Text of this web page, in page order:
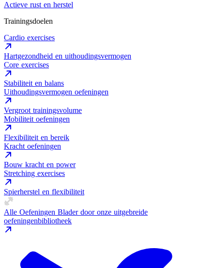
Actieve rust en herstel
Trainingsdoelen
Cardio exercises
Hartgezondheid en uithoudingsvermogen
Core exercises
Stabiliteit en balans
Uithoudingsvermogen oefeningen
Vergroot trainingsvolume
Mobiliteit oefeningen
Flexibiliteit en bereik
Kracht oefeningen
Bouw kracht en power
Stretching exercises
Spierherstel en flexibiliteit
Alle Oefeningen Blader door onze uitgebreide
oefeningenbibliotheek